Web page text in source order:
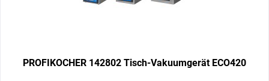
PROFIKOCHER 142802 Tisch-Vakuumgerät ECO420